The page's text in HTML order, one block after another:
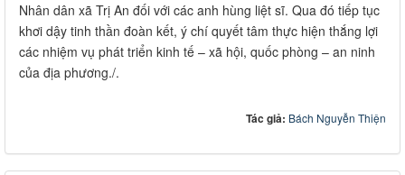
Nhân dân xã Trị An đối với các anh hùng liệt sĩ. Qua đó tiếp tục
khơi dậy tinh thần đoàn kết, ý chí quyết tâm thực hiện thắng lợi
các nhiệm vụ phát triển kinh tế – xã hội, quốc phòng – an ninh
của địa phương./.
Tác giả: Bách Nguyễn Thiện